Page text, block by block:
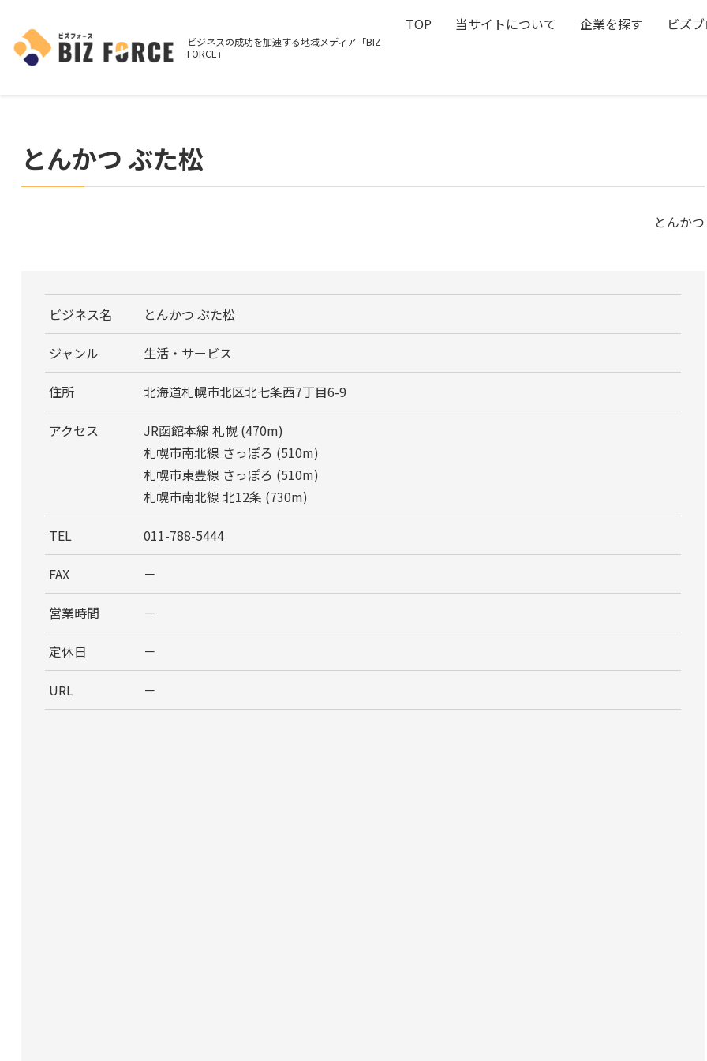
ビジネスの成功を加速する地域メディア「BIZ
FORCE」
TOP 当サイトについて 企業を探す ビズ
とんかつ ぶた松
とんかつ
ビジネス名 とんかつ ぶた松
ジャンル 生活・サービス
住所 北海道札幌市北区北七条西7丁目6-9
アクセス
JR函館本線 札幌 (470m)
札幌市南北線 さっぽろ (510m)
札幌市東豊線 さっぽろ (510m)
札幌市南北線 北12条 (730m)
TEL 011-788-5444
FAX －
営業時間 －
定休日 －
URL －